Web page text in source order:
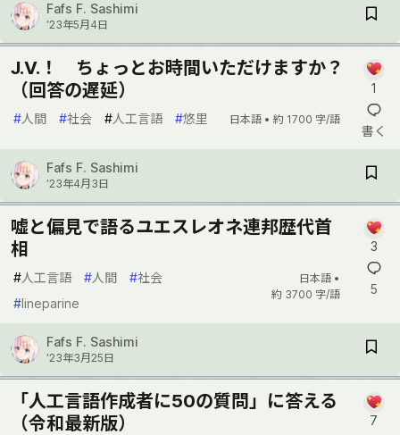
Fafs F. Sashimi
’23年5月4日
J.V.！ ちょっとお時間いただけますか？
（回答の遅延）
#人間 #社会 #人工言語 #悠里 日本語 • 約 1700 字/語
1
書く
Fafs F. Sashimi
’23年4月3日
嘘と偏見で語るユエスレオネ連邦歴代首
相
#人工言語 #人間 #社会
#lineparine
日本語 •
約 3700 字/語
3
5
Fafs F. Sashimi
’23年3月25日
「人工言語作成者に50の質問」に答える
（令和最新版）
7